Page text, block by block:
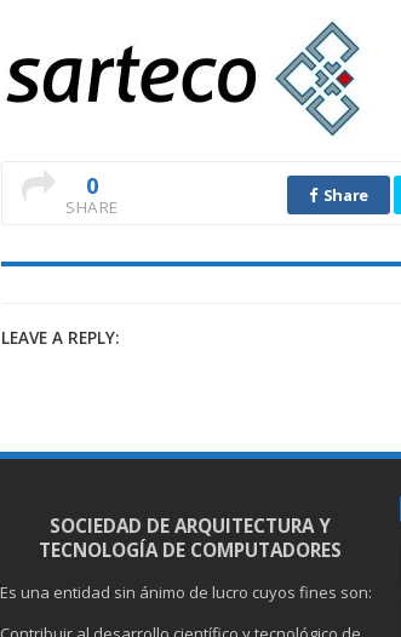
0
SHARE
Share
LEAVE A REPLY:
SOCIEDAD DE ARQUITECTURA Y
TECNOLOGÍA DE COMPUTADORES
Es una entidad sin ánimo de lucro cuyos fines son: